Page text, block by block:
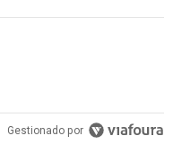
Gestionado por